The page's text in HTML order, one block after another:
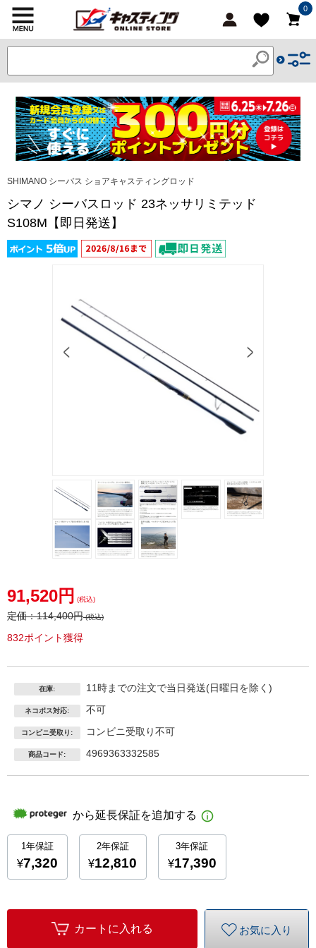
0
SHIMANO シーバス ショアキャスティングロッド
シマノ シーバスロッド 23ネッサリミテッド
S108M【即日発送】
91,520円 (税込)
定価：114,400円(税込)
832ポイント獲得
在庫: 11時までの注文で当日発送(日曜日を除く)
ネコポス対応: 不可
コンビニ受取り: コンビニ受取り不可
商品コード: 4969363332585
カートに入れる お気に入り